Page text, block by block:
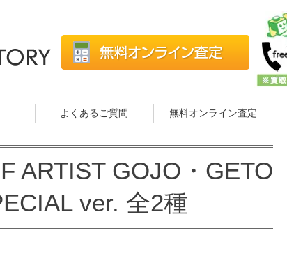
よくあるご質問 無料オンライン査定
ARTIST GOJO・GETO
ver. 全2種